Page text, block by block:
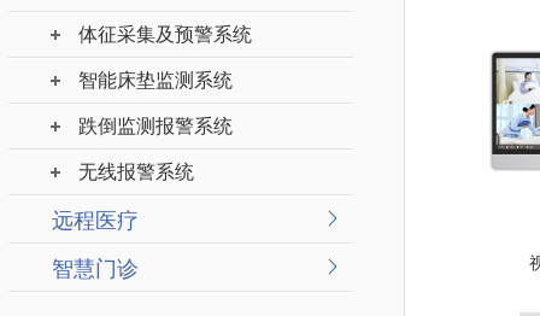
体征采集及预警系统
智能床垫监测系统
跌倒监测报警系统
无线报警系统
远程医疗
智慧门诊